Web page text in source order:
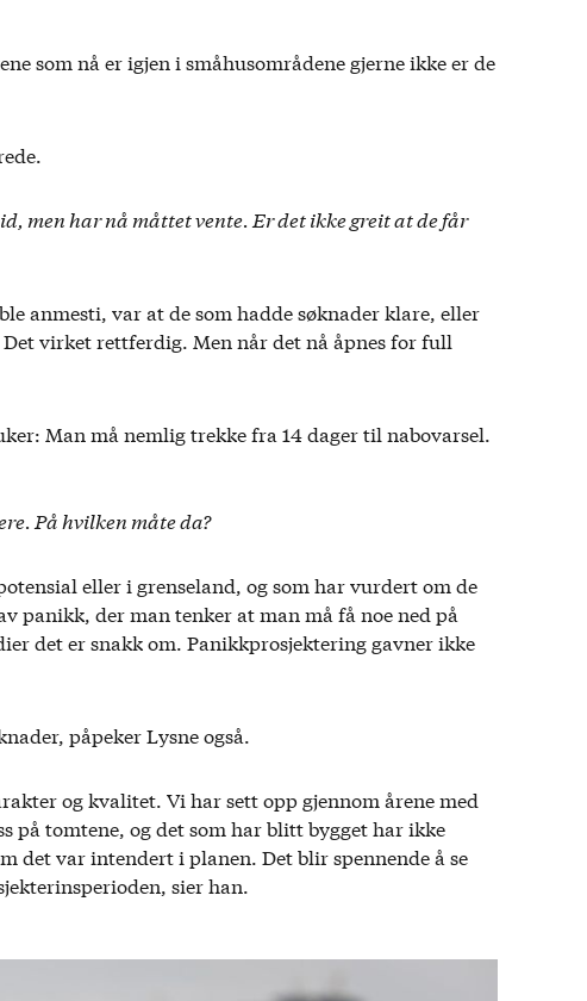
som nå er igjen i småhusområdene gjerne ikke er de
men har nå måttet vente. Er det ikke greit at de får
anmesti, var at de som hadde søknader klare, eller
virket rettferdig. Men når det nå åpnes for full
Man må nemlig trekke fra 14 dager til nabovarsel.
På hvilken måte da?
eller i grenseland, og som har vurdert om de
panikk, der man tenker at man må få noe ned på
det er snakk om. Panikkprosjektering gavner ikke
påpeker Lysne også.
og kvalitet. Vi har sett opp gjennom årene med
på tomtene, og det som har blitt bygget har ikke
det var intendert i planen. Det blir spennende å se
sier han.